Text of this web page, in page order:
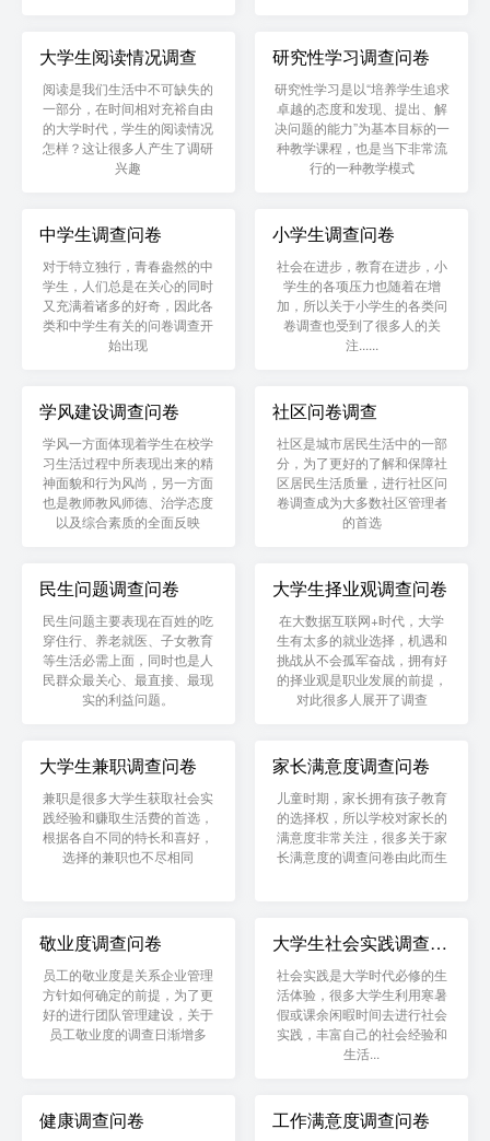
大学生阅读情况调查
阅读是我们生活中不可缺失的
一部分，在时间相对充裕自由
的大学时代，学生的阅读情况
怎样？这让很多人产生了调研
兴趣
研究性学习调查问卷
研究性学习是以“培养学生追求
卓越的态度和发现、提出、解
决问题的能力”为基本目标的一
种教学课程，也是当下非常流
行的一种教学模式
中学生调查问卷
对于特立独行，青春盎然的中
学生，人们总是在关心的同时
又充满着诸多的好奇，因此各
类和中学生有关的问卷调查开
始出现
小学生调查问卷
社会在进步，教育在进步，小
学生的各项压力也随着在增
加，所以关于小学生的各类问
卷调查也受到了很多人的关
注......
学风建设调查问卷
学风一方面体现着学生在校学
习生活过程中所表现出来的精
神面貌和行为风尚，另一方面
也是教师教风师德、治学态度
以及综合素质的全面反映
社区问卷调查
社区是城市居民生活中的一部
分，为了更好的了解和保障社
区居民生活质量，进行社区问
卷调查成为大多数社区管理者
的首选
民生问题调查问卷
民生问题主要表现在百姓的吃
穿住行、养老就医、子女教育
等生活必需上面，同时也是人
民群众最关心、最直接、最现
实的利益问题。
大学生择业观调查问卷
在大数据互联网+时代，大学
生有太多的就业选择，机遇和
挑战从不会孤军奋战，拥有好
的择业观是职业发展的前提，
对此很多人展开了调查
大学生兼职调查问卷
兼职是很多大学生获取社会实
践经验和赚取生活费的首选，
根据各自不同的特长和喜好，
选择的兼职也不尽相同
家长满意度调查问卷
儿童时期，家长拥有孩子教育
的选择权，所以学校对家长的
满意度非常关注，很多关于家
长满意度的调查问卷由此而生
敬业度调查问卷
员工的敬业度是关系企业管理
方针如何确定的前提，为了更
好的进行团队管理建设，关于
员工敬业度的调查日渐增多
大学生社会实践调查问
卷
社会实践是大学时代必修的生
活体验，很多大学生利用寒暑
假或课余闲暇时间去进行社会
实践，丰富自己的社会经验和
生活...
健康调查问卷 工作满意度调查问卷